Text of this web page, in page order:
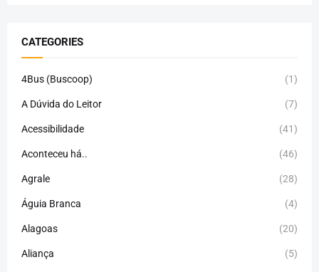
CATEGORIES
4Bus (Buscoop) (1)
A Dúvida do Leitor (7)
Acessibilidade (41)
Aconteceu há.. (46)
Agrale (28)
Águia Branca (4)
Alagoas (20)
Aliança (5)